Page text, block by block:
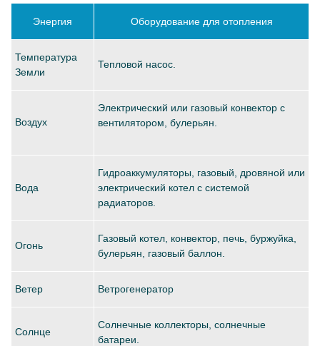
Энергия Оборудование для отопления
Температура
Земли
Тепловой насос.
Воздух
Электрический или газовый конвектор с
вентилятором, булерьян.
Вода
Гидроаккумуляторы, газовый, дровяной или
электрический котел с системой
радиаторов.
Огонь
Газовый котел, конвектор, печь, буржуйка,
булерьян, газовый баллон.
Ветер Ветрогенератор
Солнце
Солнечные коллекторы, солнечные
батареи.